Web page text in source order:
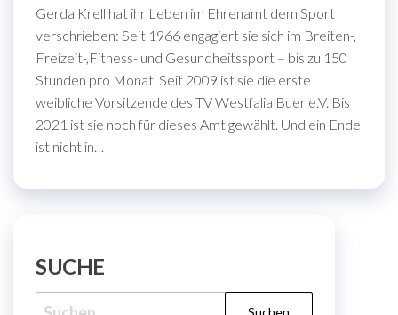
Gerda Krell hat ihr Leben im Ehrenamt dem Sport
verschrieben: Seit 1966 engagiert sie sich im Breiten-,
Freizeit-,Fitness- und Gesundheitssport – bis zu 150
Stunden pro Monat. Seit 2009 ist sie die erste
weibliche Vorsitzende des TV Westfalia Buer e.V. Bis
2021 ist sie noch für dieses Amt gewählt. Und ein Ende
ist nicht in…
SUCHE
Suche